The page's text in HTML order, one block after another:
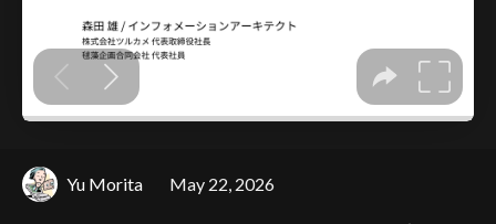
Yu Morita May 22, 2026